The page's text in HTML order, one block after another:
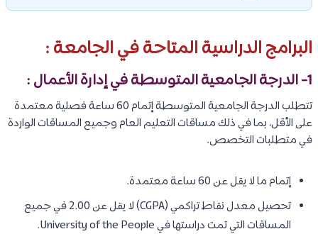
البرامج الدراسية المتاحة في الجامعة :
1- الدرجة الجامعية المتوسطة في إدارة الأعمال :
تتطلب الدرجة الجامعية المتوسطة إتمام 60 ساعة فصلية معتمدة
على الأقل، بما في ذلك مساقات التعليم العام وجميع المساقات الواردة
في متطلبات التخصص.
إتمام ما لا يقل عن 60 ساعة معتمدة.
تحصيل معدل نقاط تراكمي (CGPA) لا يقل عن 2.00 في جميع
المساقات التي تمت دراستها في University of the People.